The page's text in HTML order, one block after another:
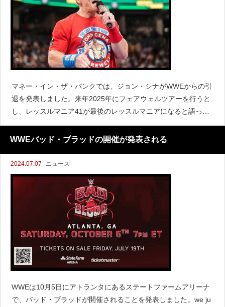
マネー・イン・ザ・バンクでは、ジョン・シナがWWEからの引
退を発表しました。来年2025年にフェアウェルツアーを行うと
し、レッスルマニア41が最後のレッスルマニアになると語って
います。イベント終了後の記者会見でシナは、引退後もWWEに
関わり続けるかどうか尋ねられました。「ここ
WWEバッド・ブラッドの開催が発表される
2024.07.07 ニュース
WWEは10月5日にアトランタにあるステートファームアリーナ
で、バッド・ブラッドが開催されることを発表しました。we ju